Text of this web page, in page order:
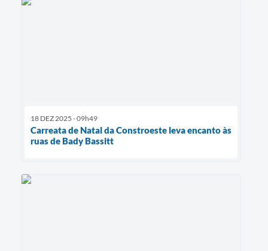
18 DEZ 2025 - 09h49
Carreata de Natal da Constroeste leva encanto às
ruas de Bady Bassitt